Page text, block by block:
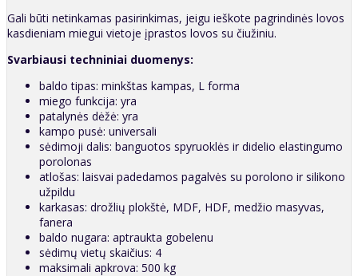
Gali būti netinkamas pasirinkimas, jeigu ieškote pagrindinės lovos
kasdieniam miegui vietoje įprastos lovos su čiužiniu.
Svarbiausi techniniai duomenys:
baldo tipas: minkštas kampas, L forma
miego funkcija: yra
patalynės dėžė: yra
kampo pusė: universali
sėdimoji dalis: banguotos spyruoklės ir didelio elastingumo
porolonas
atlošas: laisvai padedamos pagalvės su porolono ir silikono
užpildu
karkasas: drožlių plokštė, MDF, HDF, medžio masyvas,
fanera
baldo nugara: aptraukta gobelenu
sėdimų vietų skaičius: 4
maksimali apkrova: 500 kg